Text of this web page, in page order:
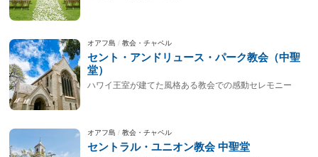
オアフ島 教会・チャペル
セント・アンドリュース・パーク教会（中聖
堂）
ハワイ王室が建てた風格ある教会での感動セレモニー
オアフ島 教会・チャペル
セントラル・ユニオン教会 中聖堂